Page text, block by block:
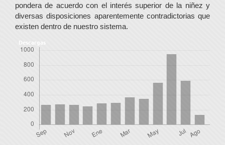
pondera de acuerdo con el interés superior de la niñez y
diversas disposiciones aparentemente contradictorias que
existen dentro de nuestro sistema.
Descargas